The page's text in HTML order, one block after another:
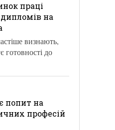
праці
на
визнають,
готовності до
попит на
професій